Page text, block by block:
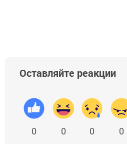
Оставляйте реакции
0 0 0 0